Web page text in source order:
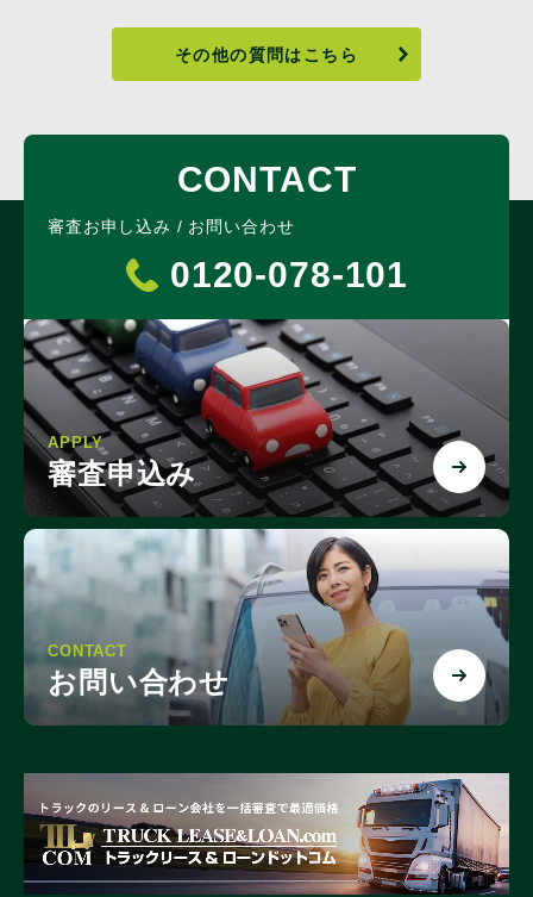
その他の質問はこちら
CONTACT
審査お申し込み / お問い合わせ
0120-078-101
APPLY
審査申込み
CONTACT
お問い合わせ